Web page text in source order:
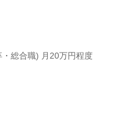
総合職) 月20万円程度